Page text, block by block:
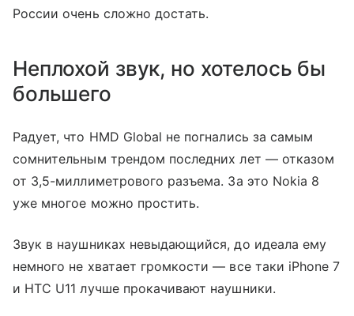
России очень сложно достать.
Неплохой звук, но хотелось бы
большего
Радует, что HMD Global не погнались за самым
сомнительным трендом последних лет — отказом
от 3,5-миллиметрового разъема. За это Nokia 8
уже многое можно простить.
Звук в наушниках невыдающийся, до идеала ему
немного не хватает громкости — все таки iPhone 7
и HTC U11 лучше прокачивают наушники.